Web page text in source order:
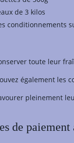
de 3 kilos
conditionnements
toute leur
également les
pleinement
de paiement